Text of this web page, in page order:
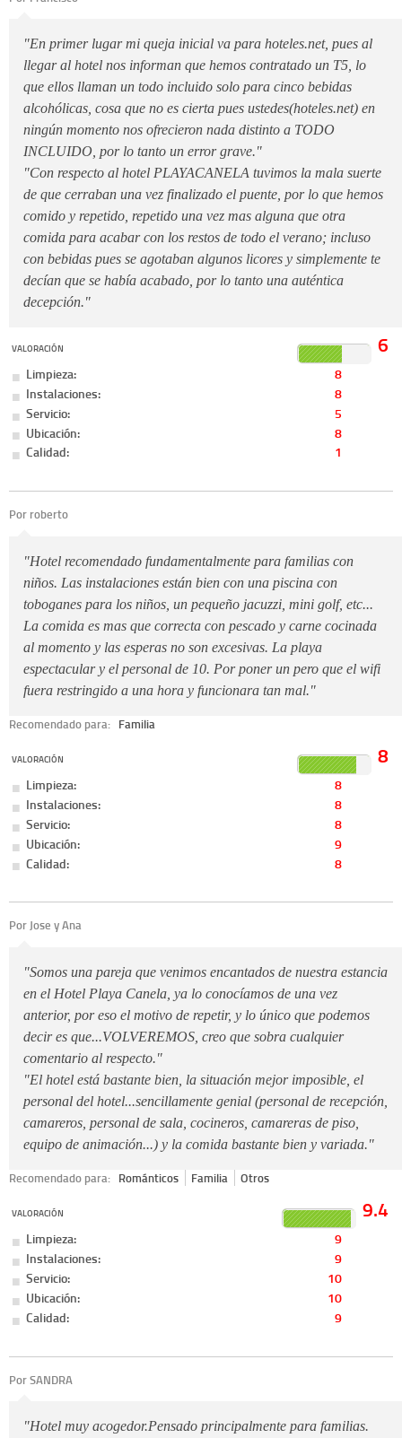
"En primer lugar mi queja inicial va para hoteles.net, pues al
llegar al hotel nos informan que hemos contratado un T5, lo
que ellos llaman un todo incluido solo para cinco bebidas
alcohólicas, cosa que no es cierta pues ustedes(hoteles.net) en
ningún momento nos ofrecieron nada distinto a TODO
INCLUIDO, por lo tanto un error grave."
"Con respecto al hotel PLAYACANELA tuvimos la mala suerte
de que cerraban una vez finalizado el puente, por lo que hemos
comido y repetido, repetido una vez mas alguna que otra
comida para acabar con los restos de todo el verano; incluso
con bebidas pues se agotaban algunos licores y simplemente te
decían que se había acabado, por lo tanto una auténtica
decepción."
VALORACIÓN 6
Limpieza:
8
Instalaciones:
8
Servicio:
5
Ubicación:
8
Calidad:
1
Por roberto
"Hotel recomendado fundamentalmente para familias con
niños. Las instalaciones están bien con una piscina con
toboganes para los niños, un pequeño jacuzzi, mini golf, etc...
La comida es mas que correcta con pescado y carne cocinada
al momento y las esperas no son excesivas. La playa
espectacular y el personal de 10. Por poner un pero que el wifi
fuera restringido a una hora y funcionara tan mal."
Recomendado para: Familia
VALORACIÓN 8
Limpieza:
8
Instalaciones:
8
Servicio:
8
Ubicación:
9
Calidad:
8
Por Jose y Ana
"Somos una pareja que venimos encantados de nuestra estancia
en el Hotel Playa Canela, ya lo conocíamos de una vez
anterior, por eso el motivo de repetir, y lo único que podemos
decir es que...VOLVEREMOS, creo que sobra cualquier
comentario al respecto."
"El hotel está bastante bien, la situación mejor imposible, el
personal del hotel...sencillamente genial (personal de recepción,
camareros, personal de sala, cocineros, camareras de piso,
equipo de animación...) y la comida bastante bien y variada."
Recomendado para: Románticos Familia Otros
VALORACIÓN 9.4
Limpieza:
9
Instalaciones:
9
Servicio:
10
Ubicación:
10
Calidad:
9
Por SANDRA
"Hotel muy acogedor.Pensado principalmente para familias.